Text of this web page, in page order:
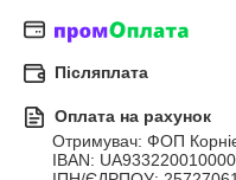
Післяплата
Оплата на рахунок
Отримувач: ФОП
IBAN: